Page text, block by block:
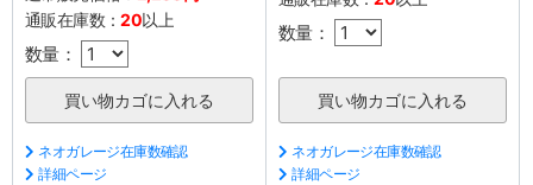
通販在庫数：20以上
数量：
ネオガレージ在庫数確認
詳細ページ
数量：
ネオガレージ在庫数確認
詳細ページ